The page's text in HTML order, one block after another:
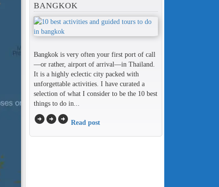
BANGKOK
Bangkok is very often your first port of call
—or rather, airport of arrival—in Thailand.
It is a highly eclectic city packed with
unforgettable activities. I have curated a
selection of what I consider to be the 10 best
things to do in...
arrow_circle_rightarrow_circle_rightarrow_circle_right Read post